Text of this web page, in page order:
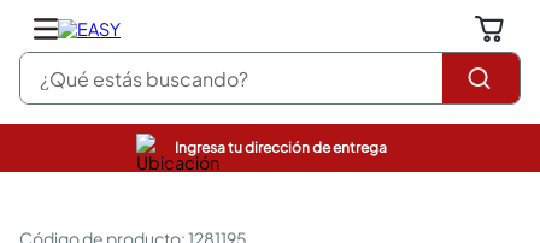
¿Qué estás buscando?
Ingresa tu dirección de entrega
:1281195
pinturas